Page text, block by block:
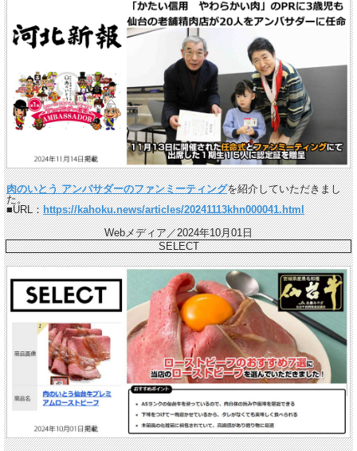
肉のいとう アンバサダーのファンミーティングを紹介していただきまし
た。
■URL：https://kahoku.news/articles/20241113khn000041.html
Webメディア／2024年10月01日
SELECT